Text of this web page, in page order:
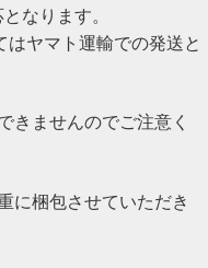
なります。
ヤマト運輸での発送と
きませんのでご注意く
に梱包させていただき